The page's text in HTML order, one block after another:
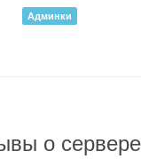
Админки
о сервере